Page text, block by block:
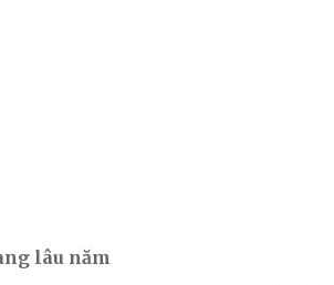
lâu năm